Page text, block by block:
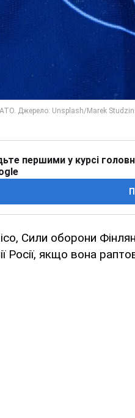
першими у курсі
Сили оборони
Росії, якщо вона